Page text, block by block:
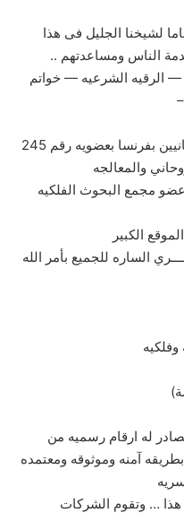
تعالى وبفضله أكثر من 35 عاما لشيخنا الجليل فى هذا
الناس ومساعدتهم ..
الرقيه الشرعيه — خواتم
بفرنسا بعضويه رقم 245
والمعالجه
مجمع البحوث الفلكيه
الكبير
الساره للجميع بأمر الله
له ارقام رسميه من
آمنه وموثوقه ومعتمده
هذا … وتقوم الشركات